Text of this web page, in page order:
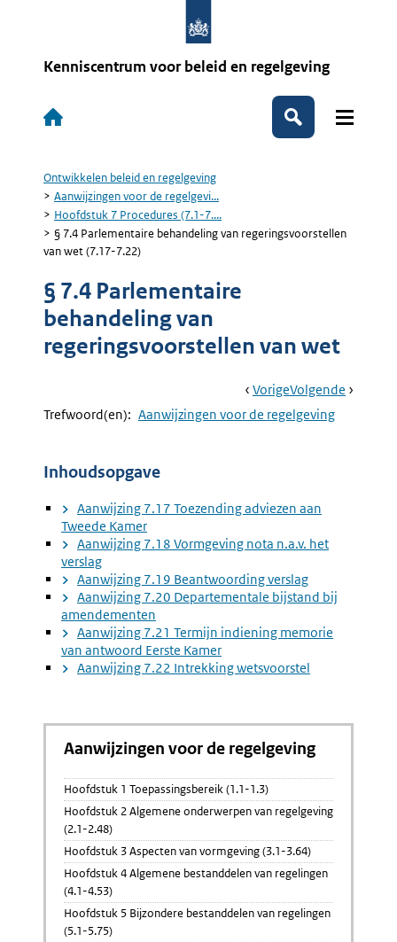
Kenniscentrum voor beleid en regelgeving
Hoofdnavigatie
Zoeken
Kruimelpad
Ontwikkelen beleid en regelgeving
Aanwijzingen voor de regelgevi...
Hoofdstuk 7 Procedures (7.1-7....
§ 7.4 Parlementaire behandeling van regeringsvoorstellen
van wet (7.17-7.22)
§ 7.4 Parlementaire
behandeling van
regeringsvoorstellen van wet
Book
Navigation
Ga
Naar
VorigePagina:
Aanwijzing
7.16
Amendement
Ga
Naar
Volgende Pagina:
Trefwoord(en): Aanwijzingen voor de regelgeving
Inhoudsopgave
Aanwijzing 7.17 Toezending adviezen aan
Tweede Kamer
Aanwijzing 7.18 Vormgeving nota n.a.v. het
verslag
Aanwijzing 7.19 Beantwoording verslag
Aanwijzing 7.20 Departementale bijstand bij
amendementen
Aanwijzing 7.21 Termijn indiening memorie
van antwoord Eerste Kamer
Aanwijzing 7.22 Intrekking wetsvoorstel
Aanwijzingen voor de regelgeving
Hoofdstuk 1 Toepassingsbereik (1.1-1.3)
Hoofdstuk 2 Algemene onderwerpen van regelgeving
(2.1-2.48)
Hoofdstuk 3 Aspecten van vormgeving (3.1-3.64)
Hoofdstuk 4 Algemene bestanddelen van regelingen
(4.1-4.53)
Hoofdstuk 5 Bijzondere bestanddelen van regelingen
(5.1-5.75)